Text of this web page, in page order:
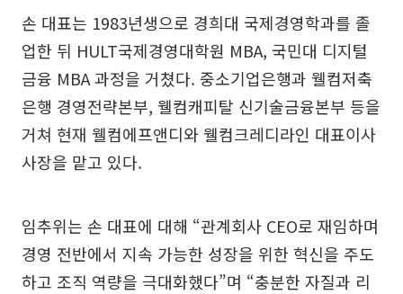
손 대표는 1983년생으로 경희대 국제경영학과를 졸
업한 뒤 HULT국제경영대학원 MBA, 국민대 디지털
금융 MBA 과정을 거쳤다. 중소기업은행과 웰컴저축
은행 경영전략본부, 웰컴캐피탈 신기술금융본부 등을
거쳐 현재 웰컴에프앤디와 웰컴크레디라인 대표이사
사장을 맡고 있다.
임추위는 손 대표에 대해 “관계회사 CEO로 재임하며
경영 전반에서 지속 가능한 성장을 위한 혁신을 주도
하고 조직 역량을 극대화했다”며 “충분한 자질과 리